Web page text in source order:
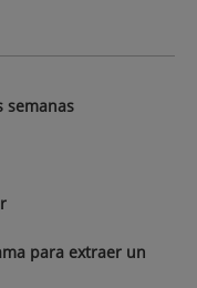
semanas
para extraer un